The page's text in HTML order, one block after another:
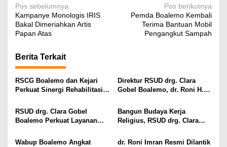
N
a
v
i
g
a
s
i
p
o
Pos sebelumnya
Kampanye Monologis IRIS
Bakal Dimeriahkan Artis
Papan Atas
Pos berikutnya
Pemda Boalemo Kembali
Terima Bantuan Mobil
Pengangkut Sampah
Berita Terkait
RSCG Boalemo dan Kejari
Perkuat Sinergi Rehabilitasi
Narkotika melalui Keadilan
Restoratif
Direktur RSUD drg. Clara
Gobel Boalemo, dr. Roni H.
Strategis Penguatan Layanan
Uronefrologi
RSUD drg. Clara Gobel
Boalemo Perkuat Layanan
Nasional, dr. Roni H. Imran:
Bangun Budaya Kerja
Religius, RSUD drg. Clara
Program Baca Al-Qur’an bagi
Wabup Boalemo Angkat
dr. Roni Imran Resmi Dilantik